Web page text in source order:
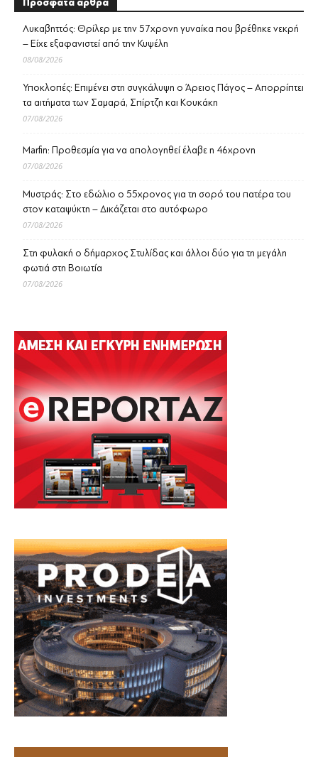
Λυκαβηττός: Θρίλερ με την 57χρονη γυναίκα που βρέθηκε νεκρή
– Είχε εξαφανιστεί από την Κυψέλη
08/08/2026
Υποκλοπές: Επιμένει στη συγκάλυψη ο Άρειος Πάγος – Απορρίπτει
τα αιτήματα των Σαμαρά, Σπίρτζη και Κουκάκη
07/08/2026
Marfin: Προθεσμία για να απολογηθεί έλαβε η 46χρονη
07/08/2026
Μυστράς: Στο εδώλιο ο 55χρονος για τη σορό του πατέρα του
στον καταψύκτη – Δικάζεται στο αυτόφωρο
07/08/2026
Στη φυλακή ο δήμαρχος Στυλίδας και άλλοι δύο για τη μεγάλη
φωτιά στη Βοιωτία
07/08/2026